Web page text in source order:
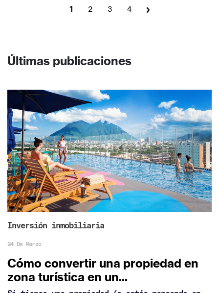
1 2 3 4
Últimas publicaciones
Inversión inmobiliaria
24 De Marzo
Cómo convertir una propiedad en
zona turística en un...